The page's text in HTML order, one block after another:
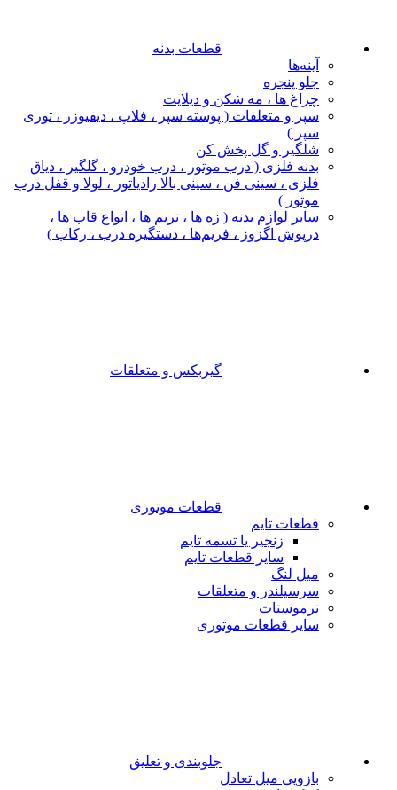
قطعات بدنه
آینه‌ها
جلو پنجره
چراغ‌ ها ، مه‌ شکن و دیلایت
سپر و متعلقات ( پوسته سپر ، فلاپ ، دیفیوزر ، توری
سپر )
شلگیر و گل‌ پخش‌ کن
بدنه فلزی ( درب موتور ، درب خودرو ، گلگیر ، دیاق
فلزی ، سینی فن ، سینی بالا رادیاتور ، لولا و قفل درب
موتور )
سایر لوازم بدنه ( زه ها ، تریم ها ، انواع قاب ها ،
درپوش اگزوز ، فریم‌ها ، دستگیره درب ، رکاب )
گیربکس و متعلقات
قطعات موتوری
قطعات تایم
زنجیر یا تسمه تایم
سایر قطعات تایم
میل لنگ
سرسیلندر و متعلقات
ترموستات
سایر قطعات موتوری
جلوبندی و تعلیق
بازویی میل تعادل